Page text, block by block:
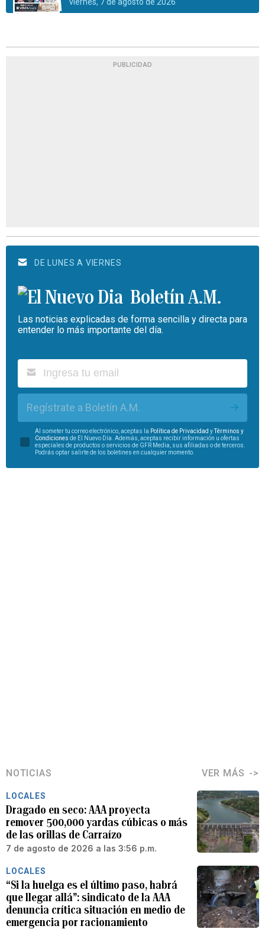
PUBLICIDAD
DE LUNES A VIERNES
Boletín A.M.
Las noticias explicadas de forma sencilla y directa para
entender lo más importante del día.
Regístrate a Boletín A.M.
Al someter tu correo electrónico, aceptas la Política de Privacidad yTérminos y
Condiciones de El Nuevo Día. Además, aceptas recibir información u ofertas
especiales de productos o servicios de GFR Media, sus afiliadas o de terceros.
Podrás optar salirte de los boletines en cualquier momento.
NOTICIAS VER MÁS
LOCALES
Dragado en seco: AAA proyecta
remover 500,000 yardas cúbicas o más
de las orillas de Carraízo
7 de agosto de 2026 a las 3:56 p.m.
LOCALES
“Si la huelga es el último paso, habrá
que llegar allá”: sindicato de la AAA
denuncia crítica situación en medio de
emergencia por racionamiento